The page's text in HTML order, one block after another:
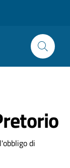
di